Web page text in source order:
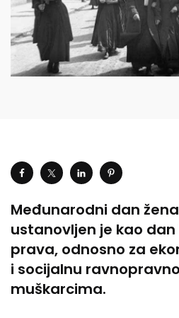
Međunarodni dan
ustanovljen je kao
prava, odnosno za
i socijalnu
muškarcima.